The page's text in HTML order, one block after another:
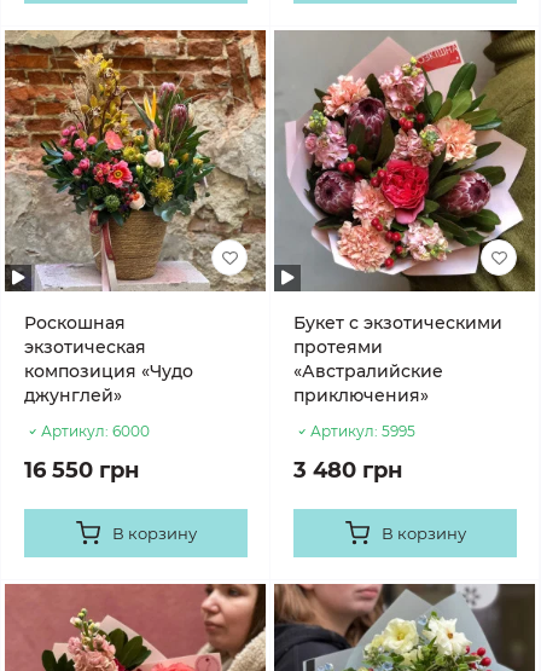
Роскошная
экзотическая
композиция «Чудо
джунглей»
Артикул: 6000
16 550 грн
В корзину
Букет с экзотическими
протеями
«Австралийские
приключения»
Артикул: 5995
3 480 грн
В корзину